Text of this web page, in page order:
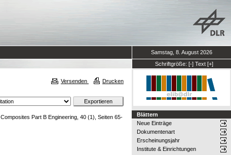
Samstag, 8. August 2026
Schriftgröße: [-] Text [+]
Versenden Drucken
Composites Part B Engineering, 40 (1), Seiten 65-
Blättern
Neue Einträge
Dokumentenart
Erscheinungsjahr
Institute & Einrichtungen